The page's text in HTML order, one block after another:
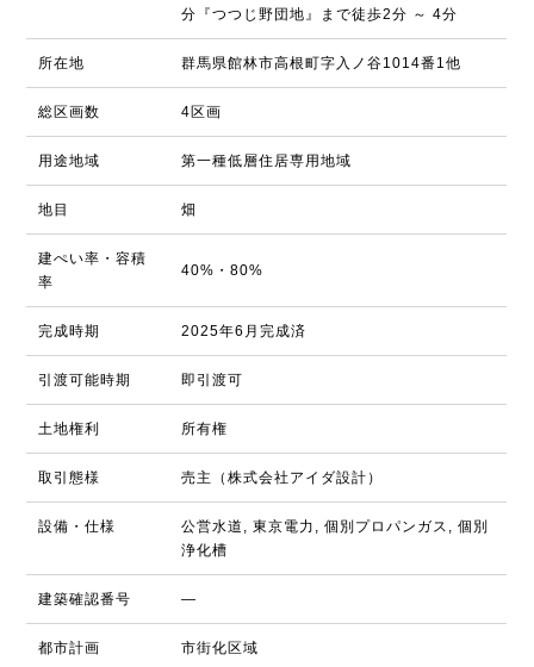
分『つつじ野団地』まで徒歩2分 ～ 4分
所在地 群馬県館林市高根町字入ノ谷1014番1他
総区画数 4区画
用途地域 第一種低層住居専用地域
地目 畑
建ぺい率・容積
率
40%・80%
完成時期 2025年6月完成済
引渡可能時期 即引渡可
土地権利 所有権
取引態様 売主（株式会社アイダ設計）
設備・仕様
公営水道, 東京電力, 個別プロパンガス, 個別
浄化槽
建築確認番号 ―
都市計画 市街化区域